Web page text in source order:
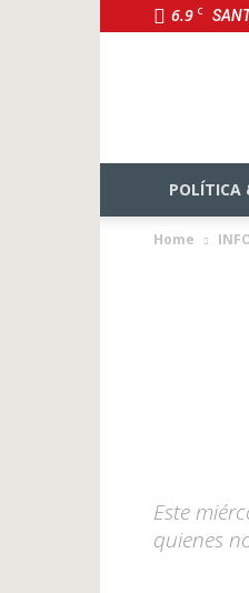
6.9 C
POLÍTICA
Home
Este
quienes